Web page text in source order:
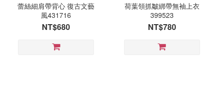
蕾絲細肩帶背心 復古文藝
風431716
NT$680
荷葉領抓皺綁帶無袖上衣
399523
NT$780